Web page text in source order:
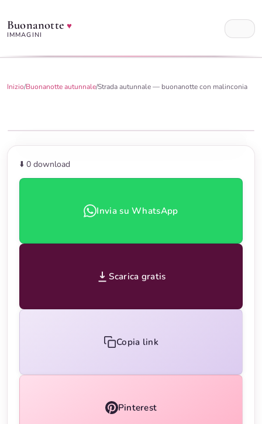
Buonanotte♥
IMMAGINI
Inizio/Buonanotte autunnale/Strada autunnale — buonanotte con malinconia
⬇️ 0 download
Invia su WhatsApp
Scarica gratis
Copia link
Pinterest